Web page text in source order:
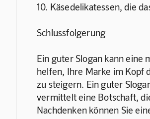
10. Käsedelikatessen, die
Schlussfolgerung
Ein guter Slogan kann eine
helfen, Ihre Marke im Kopf
zu steigern. Ein guter
vermittelt eine Botschaft,
Nachdenken können Sie